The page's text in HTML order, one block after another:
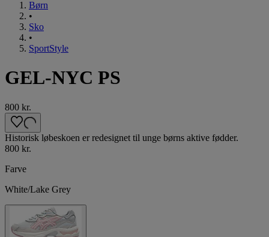
Børn
•
Sko
•
SportStyle
GEL-NYC PS
800 kr.
Historisk løbeskoen er redesignet til unge børns aktive fødder.
800 kr.
Farve
White/Lake Grey